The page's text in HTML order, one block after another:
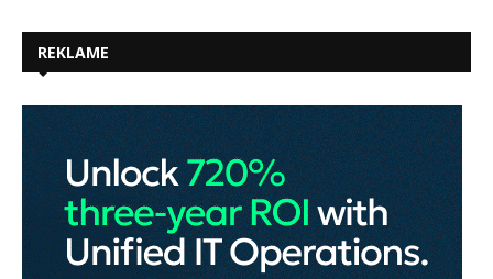
REKLAME